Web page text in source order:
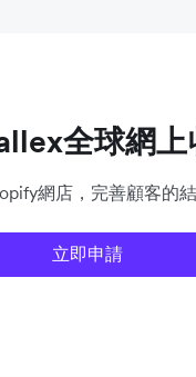
全球網上
網店，完善顧客的結
立即申請